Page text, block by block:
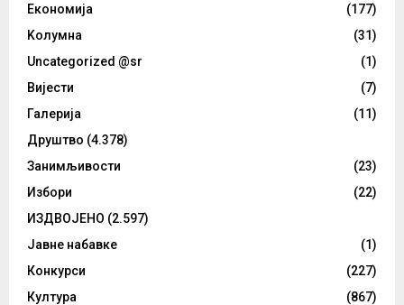
Eкономија
(177)
Kолумнa
(31)
Uncategorized @sr
(1)
Вијести
(7)
Галерија
(11)
Друштво (4.378)
Занимљивости
(23)
Избори
(22)
ИЗДВОЈЕНО (2.597)
Јавне набавке
(1)
Конкурси
(227)
Култура
(867)